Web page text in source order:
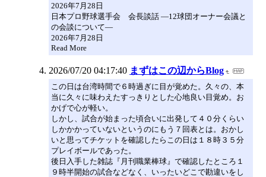
2026年7月28日
日本プロ野球選手会 会長談話 ―12球団オーナー会議と
の会談について―
2026年7月28日
Read More
2026/07/20 04:17:40 まずはこの辺からBlog
この日は台湾時間で６時過ぎに目が覚めた。久々の、本
当に久々に味わえたすっきりとした心地良い目覚め。お
かげで心が軽い。
しかし、試合が始まった頃合いに出発して４０分くらい
しかかかっていないというのにもう７回表とは。おかし
いと思ってチケットを確認したらこの日は１８時３５分
プレイボールであった。
後日入手した雑誌『月刊職業棒球』で確認したところ１
９時半開始の試合などなく、いったいどこで勘違いをし